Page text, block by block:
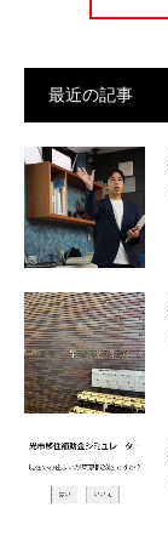
最近の記事